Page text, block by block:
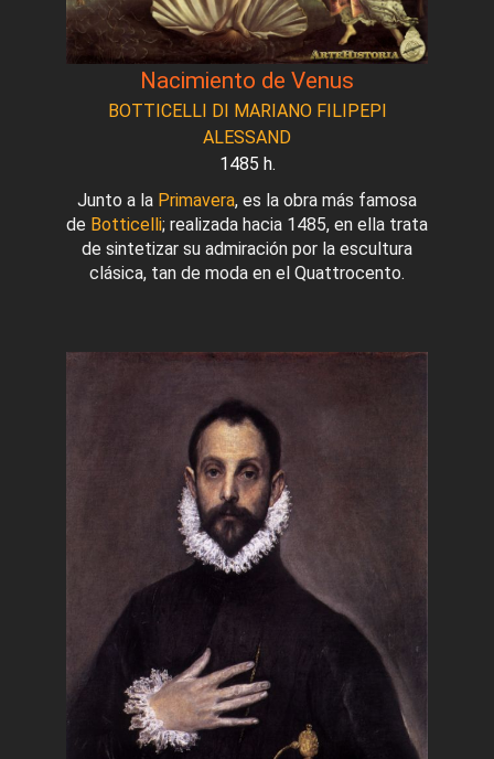
Nacimiento de Venus
BOTTICELLI DI MARIANO FILIPEPI
ALESSAND
1485 h.
Junto a la Primavera, es la obra más famosa
de Botticelli; realizada hacia 1485, en ella trata
de sintetizar su admiración por la escultura
clásica, tan de moda en el Quattrocento.